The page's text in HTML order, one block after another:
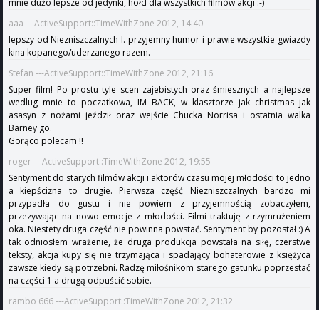
aaa ---ActiveSupport::TimeWithZone 2012, 14:40
lepszy od Niezniszczalnych I. przyjemny humor i prawie wszystkie gwiazdy
kina kopanego/uderzanego razem.
Stefan ---ActiveSupport::TimeWithZone 2012, 21:16
Super film! Po prostu tyle scen zajebistych oraz śmiesznych a najlepsze
wedlug mnie to poczatkowa, IM BACK, w klasztorze jak christmas jak
asasyn z nożami jeździł oraz wejście Chucka Norrisa i ostatnia walka
Barney'go.
Gorąco polecam !!
roger ---ActiveSupport::TimeWithZone 2012, 19:55
Sentyment do starych filmów akcji i aktorów czasu mojej młodości to jedno
a kiepścizna to drugie. Pierwsza część Niezniszczalnych bardzo mi
przypadła do gustu i nie powiem z przyjemnością zobaczyłem,
przezywając na nowo emocje z młodości. Filmi traktuję z rzymrużeniem
oka. Niestety druga część nie powinna powstać. Sentyment by pozostał :) A
tak odniosłem wrażenie, że druga produkcja powstała na siłę, czerstwe
teksty, akcja kupy się nie trzymająca i spadający bohaterowie z księżyca
zawsze kiedy są potrzebni. Radzę miłośnikom starego gatunku poprzestać
na części 1 a drugą odpuścić sobie.
rambo 666 ---ActiveSupport::TimeWithZone 2012, 21:32